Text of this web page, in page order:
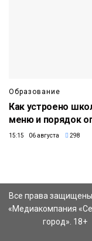
Образование
Как устроено
меню и порядок
15:15 06 августа 298
Все права
«Медиакомпания
город». 18+